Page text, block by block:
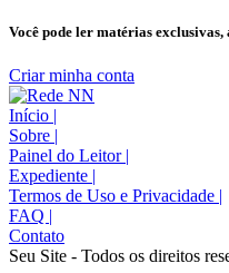
Você pode ler matérias
Criar minha conta
Início |
Sobre |
Painel do Leitor |
Expediente |
Termos de Uso e Privacidade |
FAQ |
Contato
Seu Site - Todos os direitos